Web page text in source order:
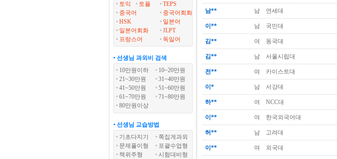
토익
토플
TEPS
중국어
중국어회화
HSK
일본어
일본어회화
JLPT
프랑스어
독일어
• 선생님 과외비 검색
10만원이하
10~20만원
21~30만원
31~40만원
41~50만원
51~60만원
61~70만원
71~80만원
80만원이상
• 선생님 교습방법
기초다지기
쪽집게과외
문제풀이형
포괄수업형
책위주형
시험대비형
남** 남 연세대
이** 남 국민대
김** 여 동국대
김** 남 서울시립대
전** 여 카이스트대
이* 남 서강대
하** 여 NCC대
이** 여 한국외국어대
허** 남 고려대
이** 여 외국대